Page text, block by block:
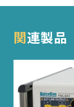
関連製品